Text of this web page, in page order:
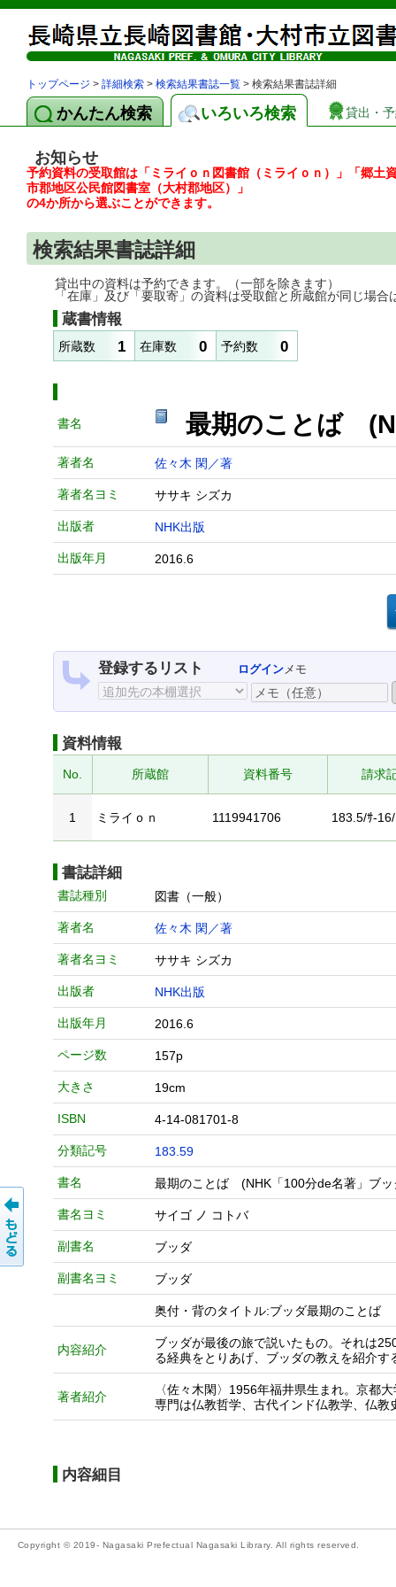
トップページ > 詳細検索 > 検索結果書誌一覧 > 検索結果書誌詳細
かんたん検索 いろいろ検索 貸出・
お知らせ
予約資料の受取館は「ミライｏｎ図書館（ミライｏｎ）」「郷
市郡地区公民館図書室（大村郡地区）」
の4か所から選ぶことができます。
検索結果書誌詳細
貸出中の資料は予約できます。（一部を除きます）
「在庫」及び「要取寄」の資料は受取館と所蔵館が同じ場合
蔵書情報
所蔵数 1 在庫数 0 予約数 0
書名 最期のことば
著者名 佐々木 閑／著
著者名ヨミ ササキ シズカ
出版者 NHK出版
出版年月 2016.6
登録するリスト ログインメモ
資料情報
No. 所蔵館 資料番号 請求
1 ミライｏｎ 1119941706 183.5/ｻ-16/
書誌詳細
書誌種別 図書（一般）
著者名 佐々木 閑／著
著者名ヨミ ササキ シズカ
出版者 NHK出版
出版年月 2016.6
ページ数 157p
大きさ 19cm
ISBN 4-14-081701-8
分類記号 183.59
書名 最期のことば (NHK「100分de名著」ブッ
書名ヨミ サイゴ ノ コトバ
副書名 ブッダ
副書名ヨミ ブッダ
奥付・背のタイトル:ブッダ最期のことば
内容紹介
ブッダが最後の旅で説いたもの。それは
る経典をとりあげ、ブッダの教えを紹介す
著者紹介
〈佐々木閑〉1956年福井県生まれ。京都
専門は仏教哲学、古代インド仏教学、仏
内容細目
Copyright © 2019- Nagasaki Prefectual Nagasaki Library. All rights reserved.